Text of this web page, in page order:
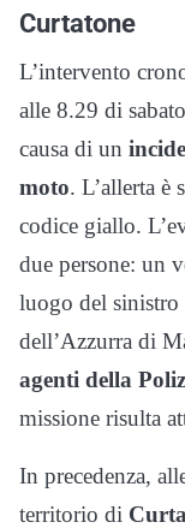
Curtatone
L’intervento
alle 8.29 di
causa di un
moto. L’allerta è
codice giallo.
due persone: un
luogo del sinistro
dell’Azzurra di
agenti della
missione risulta
In precedenza,
territorio di